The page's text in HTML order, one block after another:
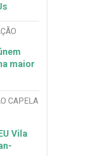
maior
CAPELA
Vila